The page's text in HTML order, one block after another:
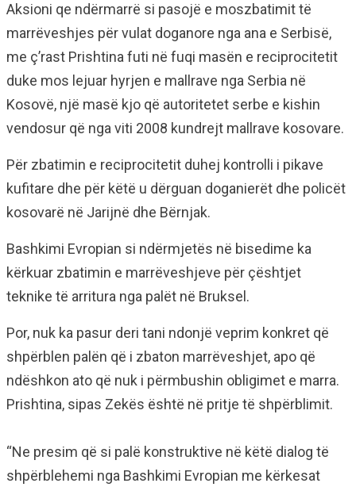
Aksioni qe ndërmarrë si pasojë e moszbatimit të
marrëveshjes për vulat doganore nga ana e Serbisë,
me ç’rast Prishtina futi në fuqi masën e reciprocitetit
duke mos lejuar hyrjen e mallrave nga Serbia në
Kosovë, një masë kjo që autoritetet serbe e kishin
vendosur që nga viti 2008 kundrejt mallrave kosovare.
Për zbatimin e reciprocitetit duhej kontrolli i pikave
kufitare dhe për këtë u dërguan doganierët dhe policët
kosovarë në Jarijnë dhe Bërnjak.
Bashkimi Evropian si ndërmjetës në bisedime ka
kërkuar zbatimin e marrëveshjeve për çështjet
teknike të arritura nga palët në Bruksel.
Por, nuk ka pasur deri tani ndonjë veprim konkret që
shpërblen palën që i zbaton marrëveshjet, apo që
ndëshkon ato që nuk i përmbushin obligimet e marra.
Prishtina, sipas Zekës është në pritje të shpërblimit.
“Ne presim që si palë konstruktive në këtë dialog të
shpërblehemi nga Bashkimi Evropian me kërkesat